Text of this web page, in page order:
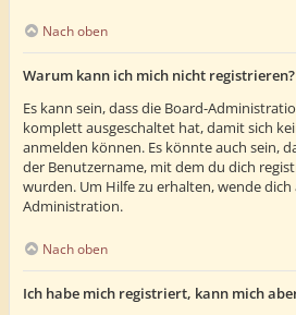
Nach oben
Warum kann ich mich nicht registrieren?
Es kann sein, dass die Board-
komplett ausgeschaltet hat, damit sich
anmelden können. Es könnte auch sein,
der Benutzername, mit dem du dich
wurden. Um Hilfe zu erhalten, wende dich
Administration.
Nach oben
Ich habe mich registriert, kann mich